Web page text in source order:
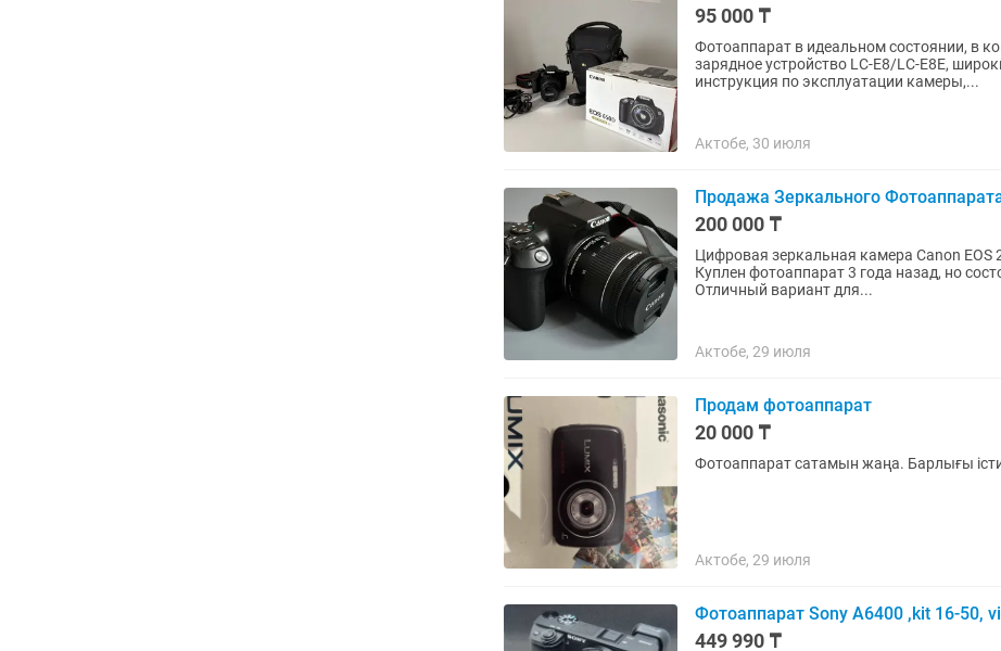
95 000 ₸
Фотоаппарат в идеальном состоянии, в
зарядное устройство LC-E8/LC-E8E,
инструкция по эксплуатации камеры,...
Актобе, 30 июля
Продажа Зеркального
200 000 ₸
Цифровая зеркальная камера Canon EOS
Куплен фотоаппарат 3 года назад, но
Отличный вариант для...
Актобе, 29 июля
Продам фотоаппарат
20 000 ₸
Фотоаппарат сатамын жаңа. Барлығы
Актобе, 29 июля
Фотоаппарат Sony A6400 ,kit 16-50,
449 990 ₸